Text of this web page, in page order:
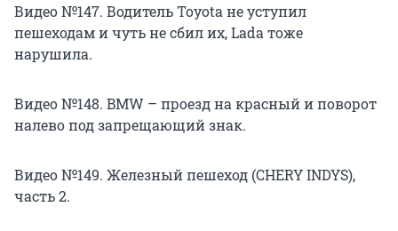
Видео №147. Водитель Toyota не уступил
пешеходам и чуть не сбил их, Lada тоже
нарушила.
Видео №148. BMW – проезд на красный и поворот
налево под запрещающий знак.
Видео №149. Железный пешеход (CHERY INDYS),
часть 2.